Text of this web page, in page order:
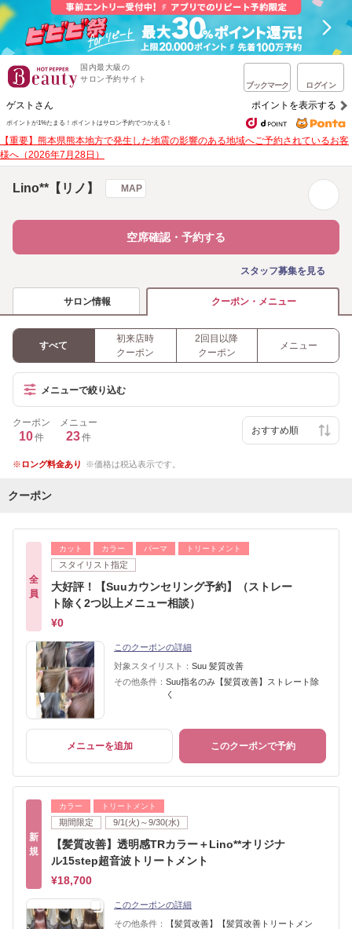
国内最大級の
サロン予約サイト
ブックマーク ログイン
ゲストさん ポイントを表示する
ポイントが1%たまる！ ポイントはサロン予約でつかえる！
【重要】熊本県熊本地方で発生した地震の影響のある地域へご予約されているお客
様へ（2026年7月28日）
Lino**【リノ】 MAP
空席確認・予約する
スタッフ募集を見る
サロン情報 クーポン・メニュー
すべて
初来店時
クーポン
2回目以降
クーポン
メニュー
メニューで絞り込む
クーポン
10件
メニュー
23件
ロング料金あり 価格は税込表示です。
クーポン
全
員
カット カラー パーマ トリートメント
スタイリスト指定
大好評！【Suuカウンセリング予約】（ストレー
ト除く2つ以上メニュー相談）
¥0
このクーポンの詳細
対象スタイリスト： Suu 髪質改善
その他条件： Suu指名のみ【髪質改善】ストレート除
く
メニューを追加 このクーポンで予約
新
規
カラー トリートメント
期間限定 9/1(火)～9/30(水)
【髪質改善】透明感TRカラー＋Lino**オリジナ
ル15step超音波トリートメント
¥18,700
このクーポンの詳細
その他条件：
【髪質改善】【髪質改善トリートメン